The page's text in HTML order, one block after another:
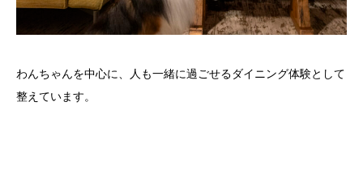
わんちゃんを中心に、人も一緒に過ごせるダイニング体験として
整えています。